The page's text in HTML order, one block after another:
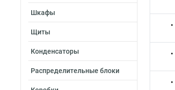
Шкафы
Щиты
Конденсаторы
Распределительные блоки